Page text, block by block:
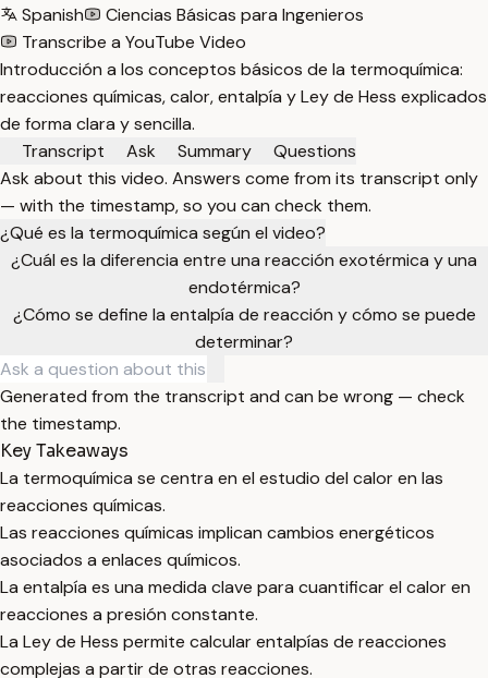
Spanish
Ciencias Básicas para Ingenieros
Transcribe a YouTube Video
Introducción a los conceptos básicos de la termoquímica:
reacciones químicas, calor, entalpía y Ley de Hess explicados
de forma clara y sencilla.
Transcript
Ask Summary
Questions
Ask about this video. Answers come from its transcript only
— with the timestamp, so you can check them.
¿Qué es la termoquímica según el video?
¿Cuál es la diferencia entre una reacción exotérmica y una
endotérmica?
¿Cómo se define la entalpía de reacción y cómo se puede
determinar?
Generated from the transcript and can be wrong — check
the timestamp.
Key Takeaways
La termoquímica se centra en el estudio del calor en las
reacciones químicas.
Las reacciones químicas implican cambios energéticos
asociados a enlaces químicos.
La entalpía es una medida clave para cuantificar el calor en
reacciones a presión constante.
La Ley de Hess permite calcular entalpías de reacciones
complejas a partir de otras reacciones.